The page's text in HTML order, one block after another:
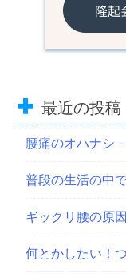
最近の投稿
腰痛のオハナシ
普段の生活の中
ギックリ腰の原
何とかしたい！